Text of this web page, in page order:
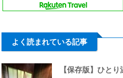
よく読まれている記事
【保存版】ひと